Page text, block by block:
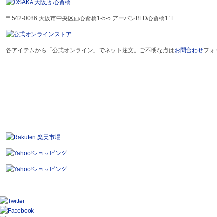
〒542-0086 大阪市中央区西心斎橋1-5-5 アーバンBLD心斎橋11F
各アイテムから「公式オンライン」でネット注文。ご不明な点はお問合わせフォ